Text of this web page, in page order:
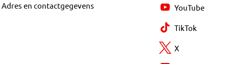
Adres en contactgegevens YouTube
TikTok
X